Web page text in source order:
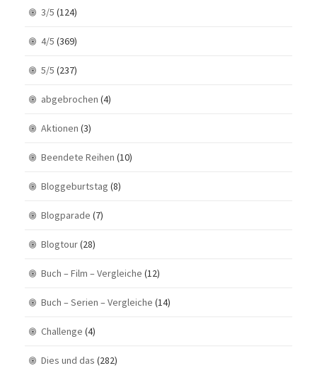
3/5 (124)
4/5 (369)
5/5 (237)
abgebrochen (4)
Aktionen (3)
Beendete Reihen (10)
Bloggeburtstag (8)
Blogparade (7)
Blogtour(28)
Buch – Film – Vergleiche (12)
Buch – Serien – Vergleiche (14)
Challenge (4)
Dies und das (282)